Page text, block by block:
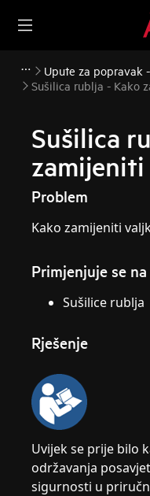
Upute za popravak
Sušilica rublja - Kako
Sušilica
Problem
Kako zamijeniti
Primjenjuje se na
Sušilice rublja
Rješenje
Uvijek se prije bilo
održavanja
sigurnosti u